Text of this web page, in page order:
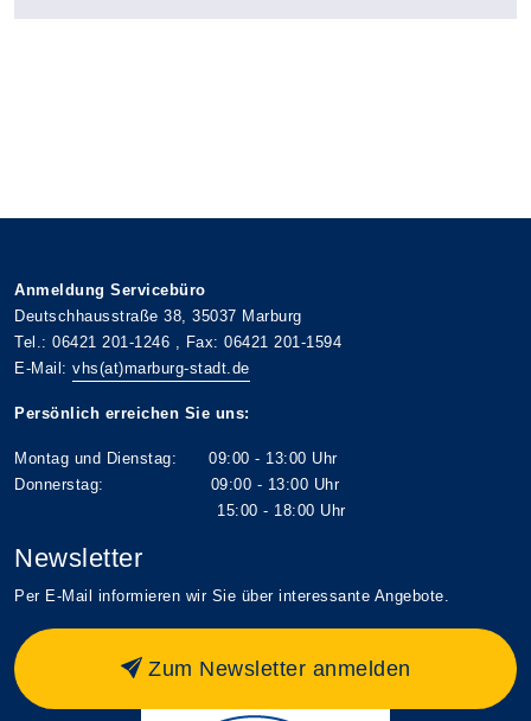
Anmeldung Servicebüro
Deutschhausstraße 38, 35037 Marburg
Tel.: 06421 201-1246 , Fax: 06421 201-1594
E-Mail: vhs(at)marburg-stadt.de
Persönlich erreichen Sie uns:
Montag und Dienstag: 09:00 - 13:00 Uhr
Donnerstag: 09:00 - 13:00 Uhr
15:00 - 18:00 Uhr
Newsletter
Per E-Mail informieren wir Sie über interessante Angebote.
Zum Newsletter anmelden